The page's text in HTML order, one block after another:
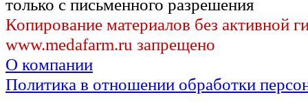
Копирование материалов без активной
www.medafarm.ru запрещено
О компании
Политика в отношении обработки